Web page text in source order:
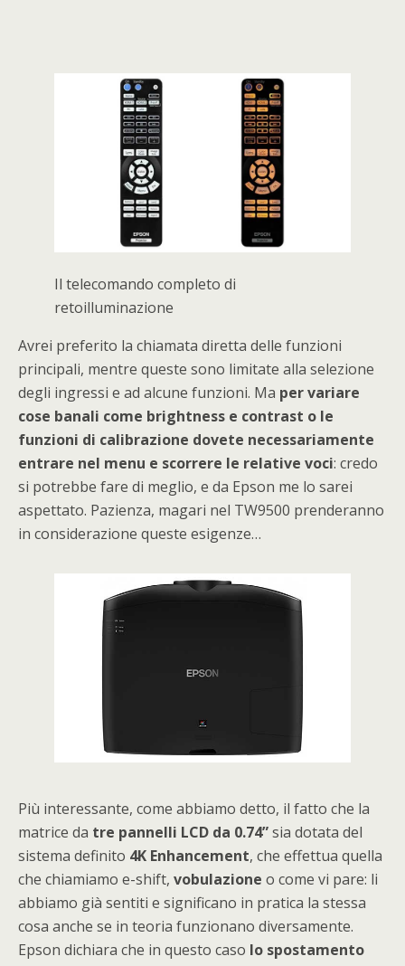
Il telecomando completo di
retoilluminazione
Avrei preferito la chiamata diretta delle funzioni
principali, mentre queste sono limitate alla selezione
degli ingressi e ad alcune funzioni. Ma per variare
cose banali come brightness e contrast o le
funzioni di calibrazione dovete necessariamente
entrare nel menu e scorrere le relative voci: credo
si potrebbe fare di meglio, e da Epson me lo sarei
aspettato. Pazienza, magari nel TW9500 prenderanno
in considerazione queste esigenze…
Più interessante, come abbiamo detto, il fatto che la
matrice da tre pannelli LCD da 0.74”sia dotata del
sistema definito 4K Enhancement, che effettua quella
che chiamiamo e-shift, vobulazione o come vi pare: li
abbiamo già sentiti e significano in pratica la stessa
cosa anche se in teoria funzionano diversamente.
Epson dichiara che in questo caso lo spostamento